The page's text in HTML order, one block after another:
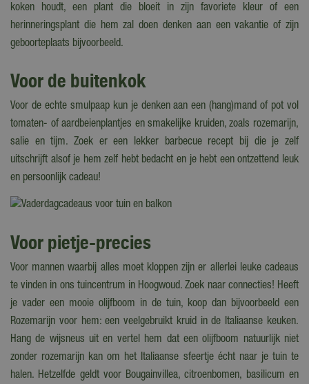
koken houdt, een plant die bloeit in zijn favoriete kleur of een
herinneringsplant die hem zal doen denken aan een vakantie of zijn
geboorteplaats bijvoorbeeld.
Voor de buitenkok
Voor de echte smulpaap kun je denken aan een (hang)mand of pot vol
tomaten- of aardbeienplantjes en smakelijke kruiden, zoals rozemarijn,
salie en tijm. Zoek er een lekker barbecue recept bij die je zelf
uitschrijft alsof je hem zelf hebt bedacht en je hebt een ontzettend leuk
en persoonlijk cadeau!
Voor pietje-precies
Voor mannen waarbij alles moet kloppen zijn er allerlei leuke cadeaus
te vinden in ons tuincentrum in Hoogwoud. Zoek naar connecties! Heeft
je vader een mooie olijfboom in de tuin, koop dan bijvoorbeeld een
Rozemarijn voor hem: een veelgebruikt kruid in de Italiaanse keuken.
Hang de wijsneus uit en vertel hem dat een olijfboom natuurlijk niet
zonder rozemarijn kan om het Italiaanse sfeertje écht naar je tuin te
halen. Hetzelfde geldt voor Bougainvillea, citroenbomen, basilicum en